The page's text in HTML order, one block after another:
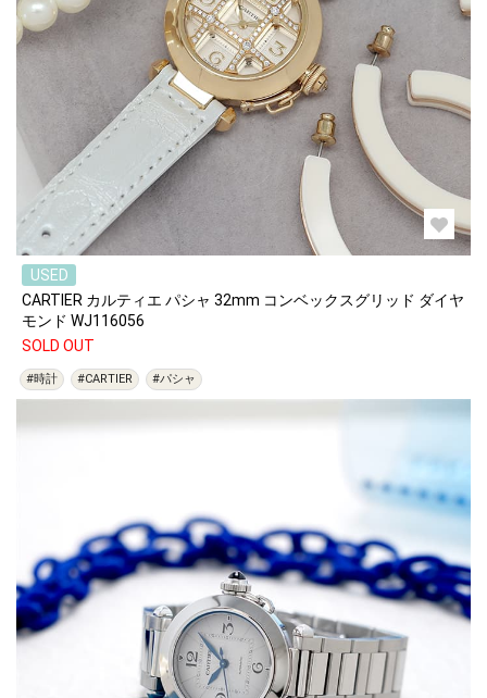
USED
CARTIER カルティエ パシャ 32mm コンベックスグリッド ダイヤ
モンド WJ116056
SOLD OUT
#時計 #CARTIER #パシャ